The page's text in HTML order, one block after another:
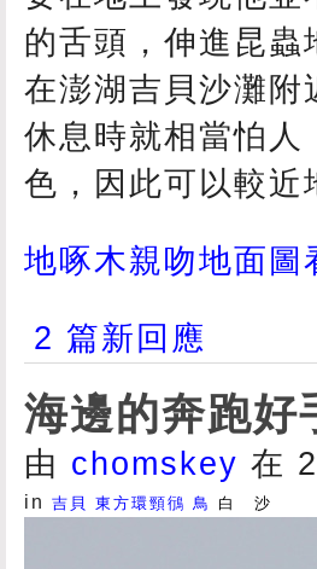
的舌頭，伸進昆
在澎湖吉貝沙灘附
休息時就相當怕人
色，因此可以較近
地啄木親吻地面圖
2 篇新回應
海邊的奔跑好
由 chomskey 在
in 吉貝 東方環頸鴴 鳥 白 沙